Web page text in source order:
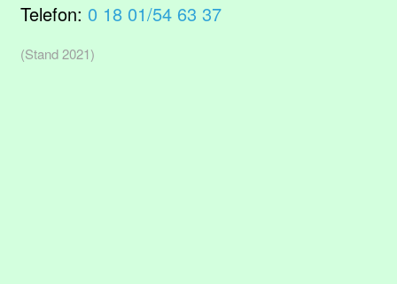
Telefon: 0 18 01/54 63 37
(Stand 2021)